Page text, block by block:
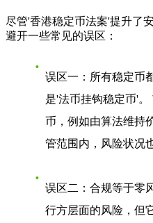
尽管'香港稳定币法案'提升了
避开一些常见的误区：
误区一：所有稳定币
是'法币挂钩稳定币'
币，例如由算法维持
管范围内，风险状况
误区二：合规等于零
行方层面的风险，但